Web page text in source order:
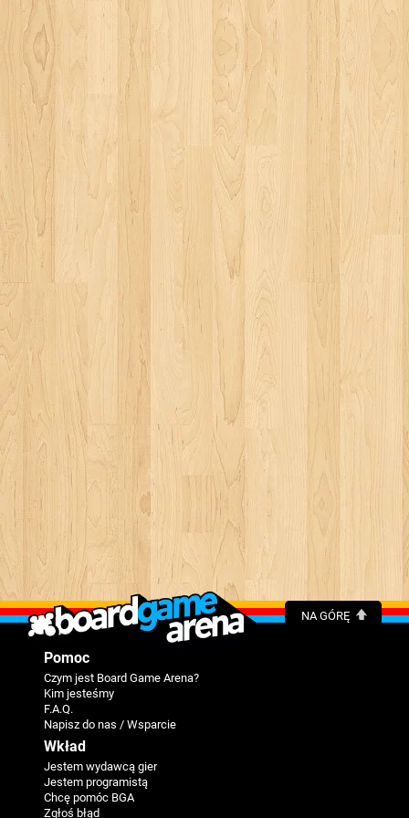
NA GÓRĘ
Pomoc
Czym jest Board Game Arena?
Kim jesteśmy
F.A.Q.
Napisz do nas / Wsparcie
Wkład
Jestem wydawcą gier
Jestem programistą
Chcę pomóc BGA
Zgłoś błąd